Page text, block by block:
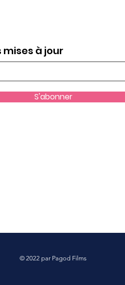
mises à jour
S'abonner
© 2022 par Pagod Films